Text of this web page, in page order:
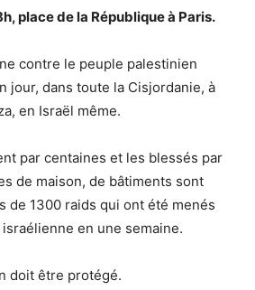
place de la République à Paris.
contre le peuple palestinien
jour, dans toute la Cisjordanie, à
en Israël même.
par centaines et les blessés par
de maison, de bâtiments sont
de 1300 raids qui ont été menés
israélienne en une semaine.
doit être protégé.